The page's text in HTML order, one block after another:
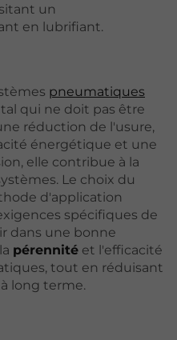
un
en lubrifiant.
pneumatiques
qui ne doit pas être
réduction de l'usure,
énergétique et une
elle contribue à la
Le choix du
d'application
spécifiques de
dans une bonne
pérennité et l'efficacité
tout en réduisant
long terme.